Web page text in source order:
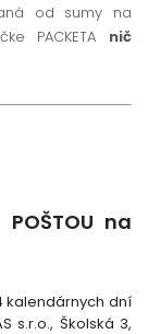
od sumy na
PACKETA nič
POŠTOU na
kalendárnych dní
s.r.o., Školská 3,